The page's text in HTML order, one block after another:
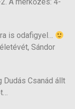
is odafigyel…
Sándor
Dudás Csanád állt